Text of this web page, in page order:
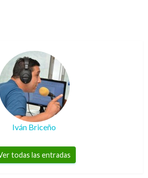
Iván Briceño
todas las entradas